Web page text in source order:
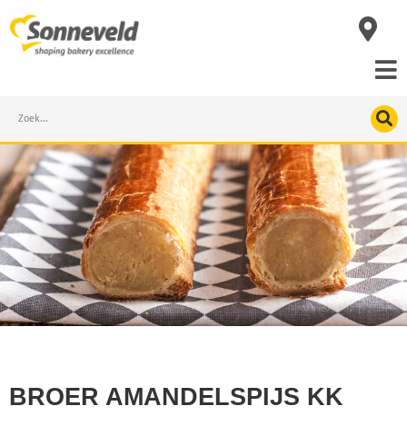
to
content
Search
BROER AMANDELSPIJS KK